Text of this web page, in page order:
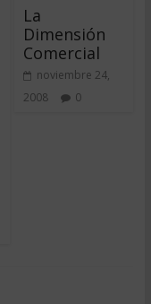
La
Dimensión
Comercial
noviembre 24,
2008
0